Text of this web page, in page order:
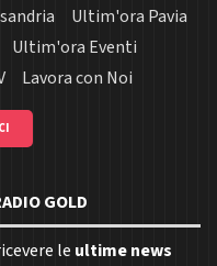
Ultim'ora Pavia
Ultim'ora Eventi
Lavora con Noi
GOLD
le ultime news